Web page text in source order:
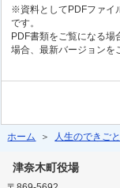
※資料としてPDFファイ
です。
PDF書類をご覧になる
場合、最新バージョンを
ホーム ＞ 人生のできご
津奈木町役場